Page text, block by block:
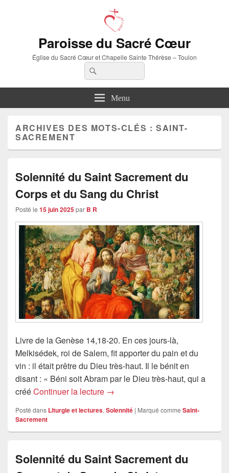
Paroisse du Sacré Cœur
Église du Sacré Cœur et Chapelle Sainte Thérèse – Toulon
Recherche :
Menu
ARCHIVES DES MOTS-CLÉS :SAINT-
SACREMENT
Solennité du Saint Sacrement du
Corps et du Sang du Christ
Posté le 15 juin 2025par B R
Livre de la Genèse 14,18-20. En ces jours-là,
Melkisédek, roi de Salem, fit apporter du pain et du
vin : il était prêtre du Dieu très-haut. Il le bénit en
disant : « Béni soit Abram par le Dieu très-haut, qui a
crééContinuer la lecture Solennité du Saint Sacrement
→
Posté dans Liturgie et lectures, Solennité | Marqué comme Saint-
Sacrement
Solennité du Saint Sacrement du